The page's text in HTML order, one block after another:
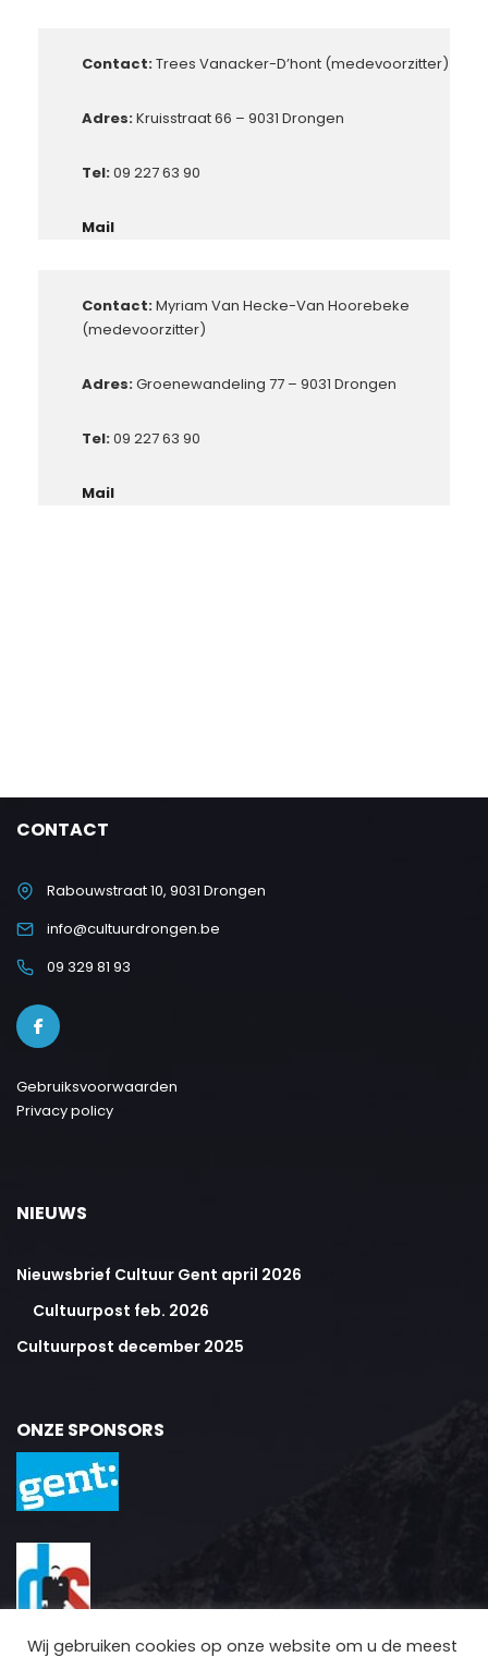
Contact:Trees Vanacker-D’hont (medevoorzitter)
Adres:Kruisstraat 66 – 9031 Drongen
Tel:09 227 63 90
Mail
Contact:Myriam Van Hecke-Van Hoorebeke
(medevoorzitter)
Adres:Groenewandeling 77 – 9031 Drongen
Tel:09 227 63 90
Mail
CONTACT
Rabouwstraat 10, 9031 Drongen
info@cultuurdrongen.be
09 329 81 93
Gebruiksvoorwaarden
Privacy policy
NIEUWS
Nieuwsbrief Cultuur Gent april 2026
Cultuurpost feb. 2026
Cultuurpost december 2025
ONZE SPONSORS
Wij gebruiken cookies op onze website om u de meest